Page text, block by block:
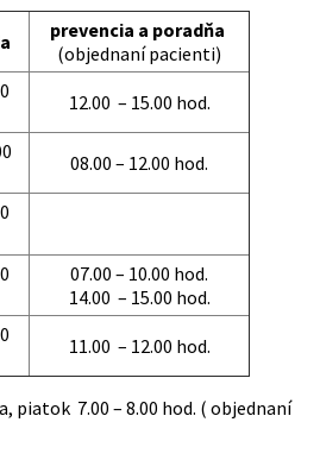
prevencia a poradňa
(objednaní pacienti)
12.00 – 15.00 hod.
08.00 – 12.00 hod.
07.00 – 10.00 hod.
14.00 – 15.00 hod.
11.00 – 12.00 hod.
piatok 7.00 – 8.00 hod. ( objednaní